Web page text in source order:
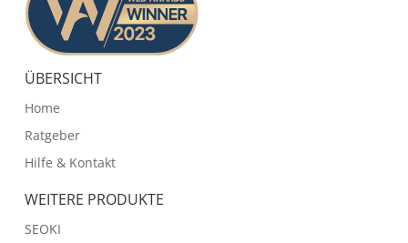
ÜBERSICHT
Home
Ratgeber
Hilfe & Kontakt
WEITERE PRODUKTE
SEOKI